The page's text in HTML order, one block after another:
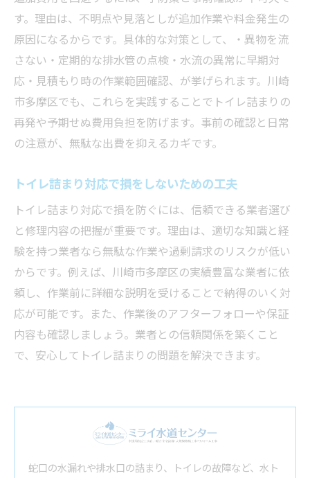
す。理由は、不明点や見落としが追加作業や料金発生の
原因になるからです。具体的な対策として、・異物を流
さない・定期的な排水管の点検・水流の異常に早期対
応・見積もり時の作業範囲確認、が挙げられます。川崎
市多摩区でも、これらを実践することでトイレ詰まりの
再発や予期せぬ費用負担を防げます。事前の確認と日常
の注意が、無駄な出費を抑えるカギです。
トイレ詰まり対応で損をしないための工夫
トイレ詰まり対応で損を防ぐには、信頼できる業者選び
と修理内容の把握が重要です。理由は、適切な知識と経
験を持つ業者なら無駄な作業や過剰請求のリスクが低い
からです。例えば、川崎市多摩区の実績豊富な業者に依
頼し、作業前に詳細な説明を受けることで納得のいく対
応が可能です。また、作業後のアフターフォローや保証
内容も確認しましょう。業者との信頼関係を築くこと
で、安心してトイレ詰まりの問題を解決できます。
蛇口の水漏れや排水口の詰まり、トイレの故障など、水ト